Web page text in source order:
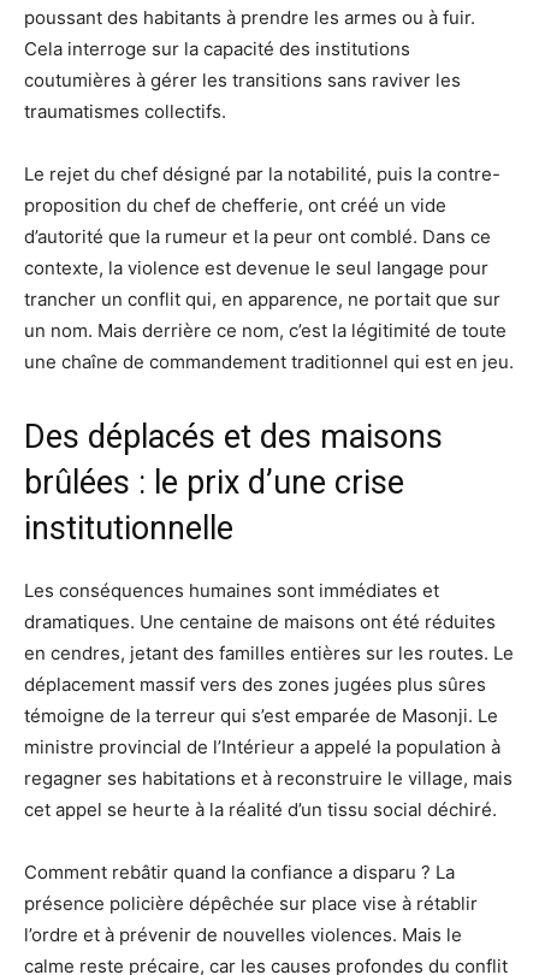
poussant des habitants à prendre les armes ou à fuir.
Cela interroge sur la capacité des institutions
coutumières à gérer les transitions sans raviver les
traumatismes collectifs.
Le rejet du chef désigné par la notabilité, puis la contre-
proposition du chef de chefferie, ont créé un vide
d’autorité que la rumeur et la peur ont comblé. Dans ce
contexte, la violence est devenue le seul langage pour
trancher un conflit qui, en apparence, ne portait que sur
un nom. Mais derrière ce nom, c’est la légitimité de toute
une chaîne de commandement traditionnel qui est en jeu.
Des déplacés et des maisons
brûlées : le prix d’une crise
institutionnelle
Les conséquences humaines sont immédiates et
dramatiques. Une centaine de maisons ont été réduites
en cendres, jetant des familles entières sur les routes. Le
déplacement massif vers des zones jugées plus sûres
témoigne de la terreur qui s’est emparée de Masonji. Le
ministre provincial de l’Intérieur a appelé la population à
regagner ses habitations et à reconstruire le village, mais
cet appel se heurte à la réalité d’un tissu social déchiré.
Comment rebâtir quand la confiance a disparu ? La
présence policière dépêchée sur place vise à rétablir
l’ordre et à prévenir de nouvelles violences. Mais le
calme reste précaire, car les causes profondes du conflit